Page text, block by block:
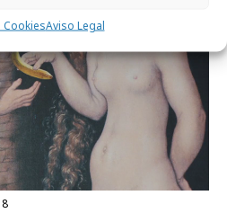
CookiesAviso Legal